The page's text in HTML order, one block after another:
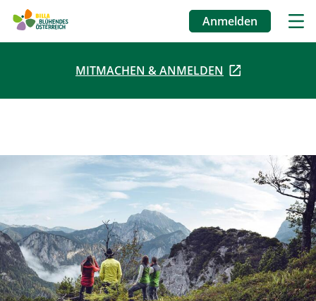
Direkt
Benutzermenü
Anmelden
MITMACHEN & ANMELDEN